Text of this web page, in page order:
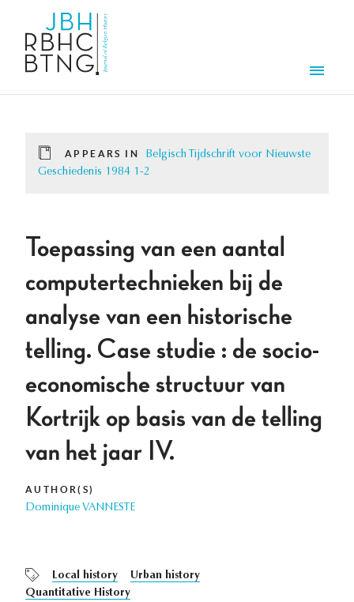
APPEARS IN
Belgisch Tijdschrift voor Nieuwste
Geschiedenis 1984 1-2
Toepassing van een aantal
computertechnieken bij de
analyse van een historische
telling. Case studie : de socio-
economische structuur van
Kortrijk op basis van de telling
van het jaar IV.
AUTHOR(S)
Dominique VANNESTE
Local history
Urban history
Quantitative History